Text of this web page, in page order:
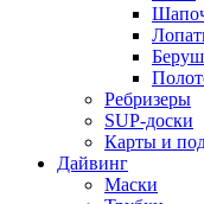
Ребризеры
SUP-доски
Карты и
Дайвинг
Маски